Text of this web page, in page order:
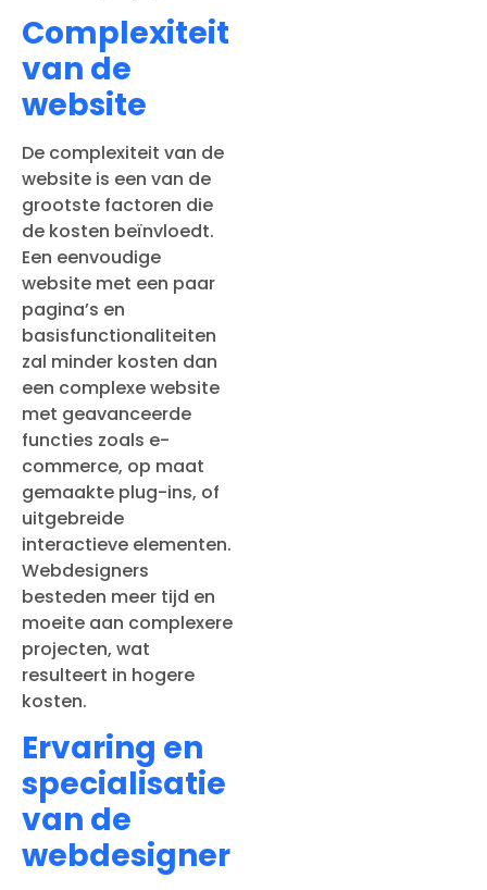
Complexiteit
van de
website
De complexiteit van de
website is een van de
grootste factoren die
de kosten beïnvloedt.
Een eenvoudige
website met een paar
pagina’s en
basisfunctionaliteiten
zal minder kosten dan
een complexe website
met geavanceerde
functies zoals e-
commerce, op maat
gemaakte plug-ins, of
uitgebreide
interactieve elementen.
Webdesigners
besteden meer tijd en
moeite aan complexere
projecten, wat
resulteert in hogere
kosten.
Ervaring en
specialisatie
van de
webdesigner